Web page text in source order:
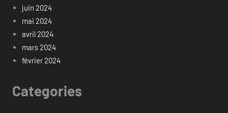
juin 2024
mai 2024
avril 2024
mars 2024
février 2024
Categories